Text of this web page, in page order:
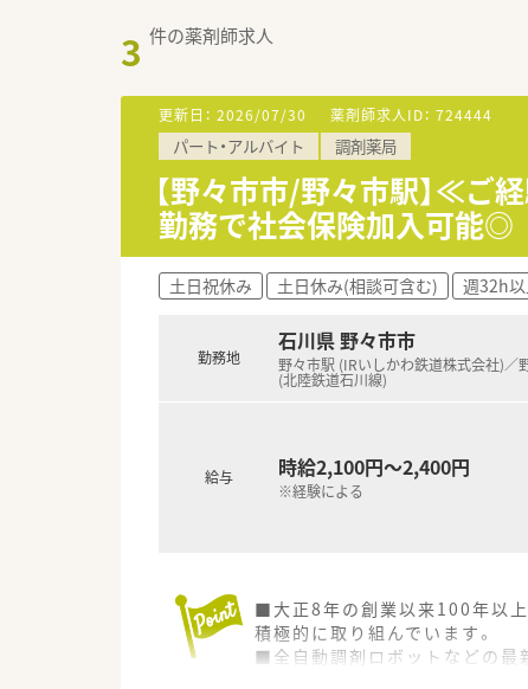
3 件の薬剤師求人
更新日： 2026/07/30 薬剤師求人ID： 724444
パート・アルバイト 調剤薬局
【野々市市/野々市駅】≪ご
勤務で社会保険加入可能◎
土日祝休み 土日休み(相談可含む) 週32h
勤務地
石川県 野々市市
野々市駅 (IRいしかわ鉄道株式会社)／
(北陸鉄道石川線)
給与 時給2,100円～2,400円
※経験による
■大正8年の創業以来100年以上
積極的に取り組んでいます。
■全自動調剤ロボットなどの最